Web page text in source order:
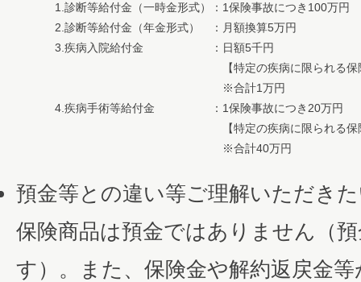
1. 診断等給付金（一時金形式） ： 1保険事故につき100万円
2. 診断等給付金（年金形式） ： 月額換算5万円
3. 疾病入院給付金 ： 日額5千円
【特定の疾病に限られる
※合計1万円
4. 疾病手術等給付金 ： 1保険事故につき20万円
【特定の疾病に限られる
※合計40万円
預金等との違い等ご理解いただき
保険商品は預金ではありません（
す）。また、保険金や解約返戻金